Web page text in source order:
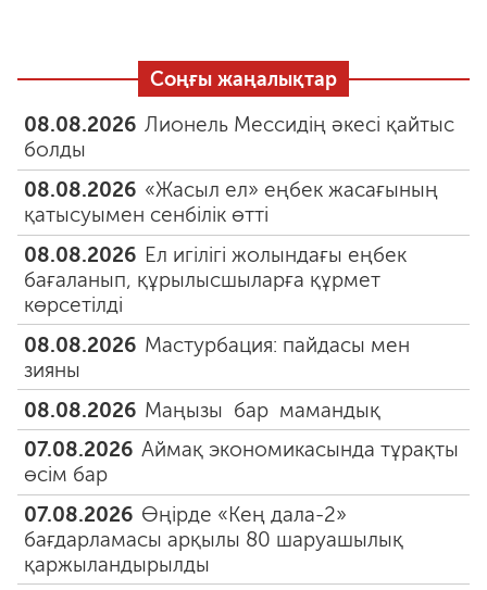
Соңғы жаңалықтар
08.08.2026 Лионель Мессидің әкесі қайтыс
болды
08.08.2026 «Жасыл ел» еңбек жасағының
қатысуымен сенбілік өтті
08.08.2026 Ел игілігі жолындағы еңбек
бағаланып, құрылысшыларға құрмет
көрсетілді
08.08.2026 Мастурбация: пайдасы мен
зияны
08.08.2026 Маңызы бар мамандық
07.08.2026 Аймақ экономикасында тұрақты
өсім бар
07.08.2026 Өңірде «Кең дала-2»
бағдарламасы арқылы 80 шаруашылық
қаржыландырылды